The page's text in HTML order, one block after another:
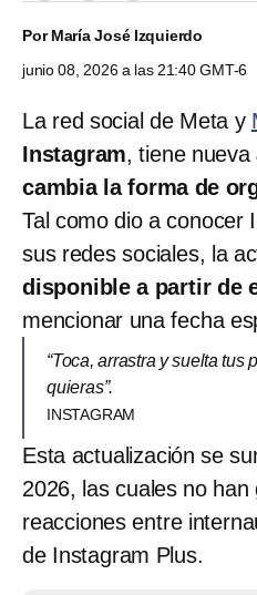
PorMaría José Izquierdo
junio 08, 2026 a las 21:40 GMT-6
La red social de Meta y
Instagram, tiene nueva
cambia la forma de
Tal como dio a conocer
sus redes sociales, la
disponible a partir de
mencionar una fecha
“Toca, arrastra y suelta
quieras”.
INSTAGRAM
Esta actualización se
2026, las cuales no
reacciones entre
de Instagram Plus.